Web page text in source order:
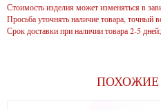
Стоимость изделия может изменяться в
Просьба уточнять наличие товара, точный
Срок доставки при наличии товара 2-5
ПОХОЖИЕ